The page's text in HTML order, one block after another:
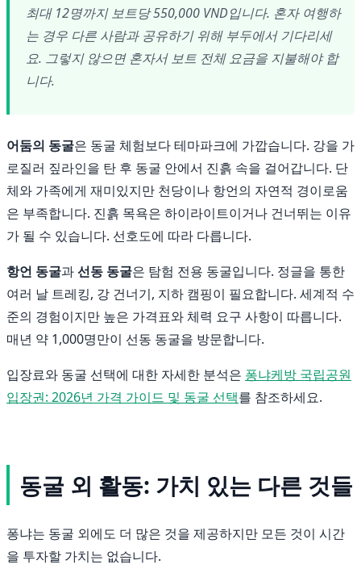
최대 12명까지 보트당 550,000 VND입니다. 혼자 여행하
는 경우 다른 사람과 공유하기 위해 부두에서 기다리세
요. 그렇지 않으면 혼자서 보트 전체 요금을 지불해야 합
니다.
어둠의 동굴은 동굴 체험보다 테마파크에 가깝습니다. 강을 가
로질러 짚라인을 탄 후 동굴 안에서 진흙 속을 걸어갑니다. 단
체와 가족에게 재미있지만 천당이나 항언의 자연적 경이로움
은 부족합니다. 진흙 목욕은 하이라이트이거나 건너뛰는 이유
가 될 수 있습니다. 선호도에 따라 다릅니다.
항언 동굴과선동 동굴은 탐험 전용 동굴입니다. 정글을 통한
여러 날 트레킹, 강 건너기, 지하 캠핑이 필요합니다. 세계적 수
준의 경험이지만 높은 가격표와 체력 요구 사항이 따릅니다.
매년 약 1,000명만이 선동 동굴을 방문합니다.
입장료와 동굴 선택에 대한 자세한 분석은 퐁냐케방 국립공원
입장권: 2026년 가격 가이드 및 동굴 선택를 참조하세요.
동굴 외 활동: 가치 있는 다른 것들
퐁냐는 동굴 외에도 더 많은 것을 제공하지만 모든 것이 시간
을 투자할 가치는 없습니다.